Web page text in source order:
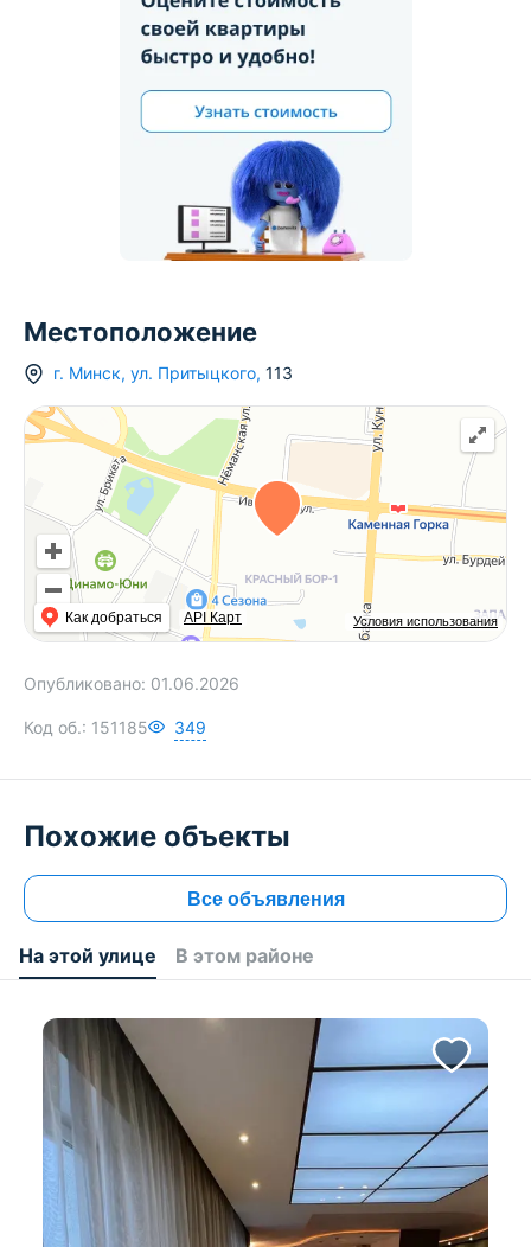
Местоположение
г. Минск, ул. Притыцкого, 113
Условия использования
Как добраться API Карт
Опубликовано: 01.06.2026
Код об.: 151185 349
Похожие объекты
Все объявления
На этой улице В этом районе